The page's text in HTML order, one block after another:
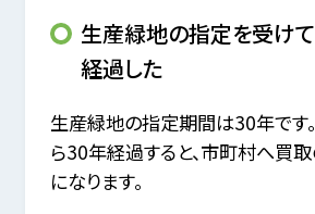
生産緑地の指定を受け
経過した
生産緑地の指定期間は30年です
ら30年経過すると、市町村へ買
になります。